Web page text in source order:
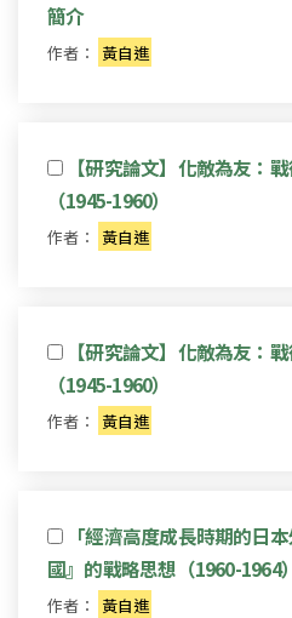
簡介
作者： 黃自進
【研究論文】化敵為友：
（1945-1960）
作者： 黃自進
【研究論文】化敵為友：
（1945-1960）
作者： 黃自進
「經濟高度成長時期的日
國』的戰略思想（1960-1964
作者： 黃自進